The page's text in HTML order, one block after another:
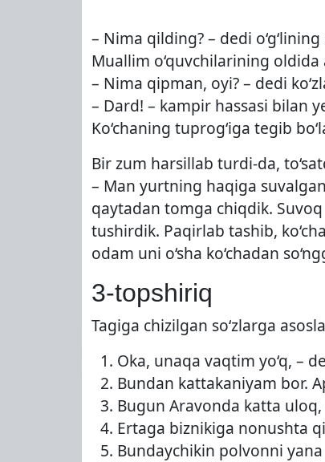
– Nima qilding? – dedi
Muallim o‘quvchilarining
– Nima qipman, oyi? – dedi
– Dard! – kampir hassasi bilan
Ko‘chaning tuprog‘iga tegib
Bir zum harsillab turdi-da,
– Man yurtning haqiga
qaytadan tomga chiqdik.
tushirdik. Paqirlab tashib,
odam uni o‘sha ko‘chadan
3-topshiriq
Tagiga chizilgan so‘zlarga
Oka, unaqa vaqtim yo‘q, –
Bundan kattakaniyam bor.
Bugun Aravonda katta
Ertaga biznikiga nonushta
Bundaychikin polvonni